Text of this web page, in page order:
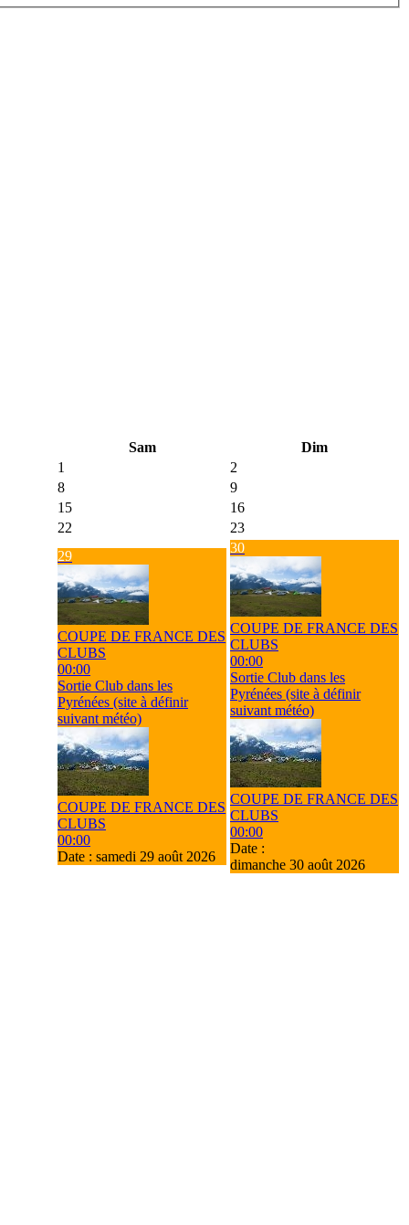
Sam
Dim
1
2
8
9
15
16
22
23
29
COUPE DE FRANCE DES
CLUBS
00:00
Sortie Club dans les
Pyrénées (site à définir
suivant météo)
COUPE DE FRANCE DES
CLUBS
00:00
Date : samedi 29 août 2026
30
COUPE DE FRANCE DES
CLUBS
00:00
Sortie Club dans les
Pyrénées (site à définir
suivant météo)
COUPE DE FRANCE DES
CLUBS
00:00
Date :
dimanche 30 août 2026